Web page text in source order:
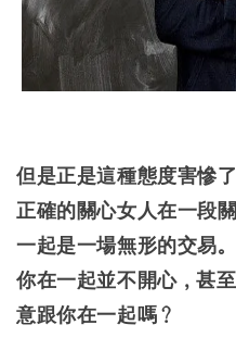
但是正是這種態度害慘
正確的關心女人在一段
一起是一場無形的交易
你在一起並不開心，甚
意跟你在一起嗎？